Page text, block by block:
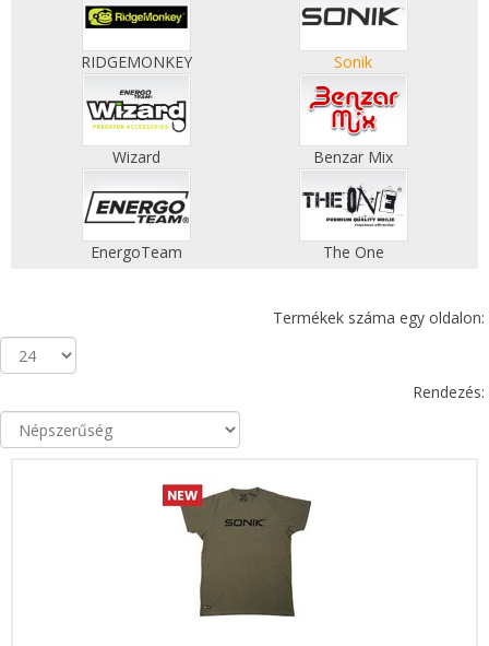
RIDGEMONKEY Sonik
Wizard Benzar Mix
EnergoTeam The One
Termékek száma egy oldalon:
Rendezés: